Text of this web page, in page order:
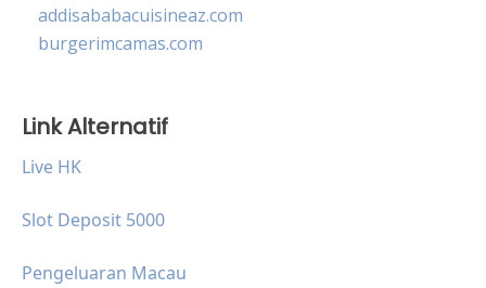
addisababacuisineaz.com
burgerimcamas.com
Link Alternatif
Live HK
Slot Deposit 5000
Pengeluaran Macau